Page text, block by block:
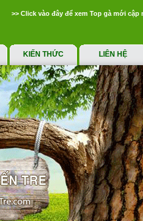
>> Click vào đây để xem Top gà mới cập
KIẾN THỨC LIÊN HỆ